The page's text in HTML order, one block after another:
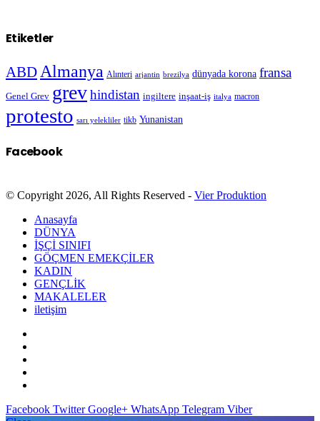
Etiketler
ABD Almanya Alınteri arjantin brezilya dünyada korona fransa
Genel Grev grevhindistan ingiltere inşaat-iş italya macron
protesto sarı yelekliler tikb Yunanistan
Facebook
© Copyright 2026, All Rights Reserved - Vier Produktion
Anasayfa
DÜNYA
İŞÇİ SINIFI
GÖÇMEN EMEKÇİLER
KADIN
GENÇLİK
MAKALELER
iletişim
Facebook Twitter Google+ WhatsApp Telegram Viber